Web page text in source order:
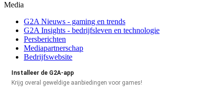
Media
G2A Nieuws - gaming en trends
G2A Insights - bedrijfsleven en technologie
Persberichten
Mediapartnerschap
Bedrijfswebsite
Installeer de G2A-app
Krijg overal geweldige aanbiedingen voor games!